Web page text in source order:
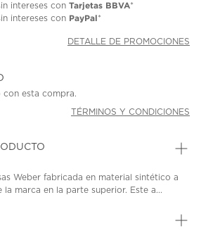
intereses con Tarjetas BBVA*
intereses con PayPal*
DETALLE DE PROMOCIONES
con esta compra.
TÉRMINOS Y CONDICIONES
Weber fabricada en material sintético a
marca en la parte superior. Este a...